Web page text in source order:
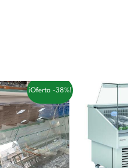
¡Oferta -38%!
El
precio
actual
es:
138,00 €.